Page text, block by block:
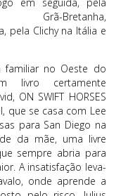
Bretanha,
pela Clichy na Itália e
familiar no Oeste do
livro certamente
ON SWIFT HORSES
que se casa com Lee
para San Diego na
da mãe, uma livre
sempre abria para
A insatisfação leva-
onde aprende a